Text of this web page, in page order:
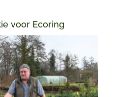
voor Ecoring